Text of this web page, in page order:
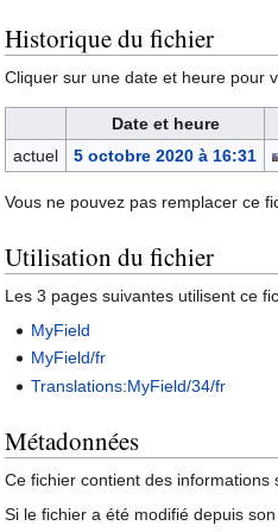
Historique du fichier
Cliquer sur une date et heure pour
Date et heure
actuel
5 octobre 2020 à 16:31
Vous ne pouvez pas remplacer ce
Utilisation du fichier
Les 3 pages suivantes utilisent ce
MyField
MyField/fr
Translations:MyField/34/fr
Métadonnées
Ce fichier contient des
Si le fichier a été modifié depuis